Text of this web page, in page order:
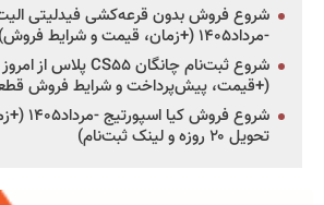
-مرداد۱۴۰۵ (+زمان، قیمت و شرایط فروش)
(+قیمت، پیش‌پرداخت و شرایط فروش
شروع
تحویل ۲۰ روزه و لینک ثبت‌نام)